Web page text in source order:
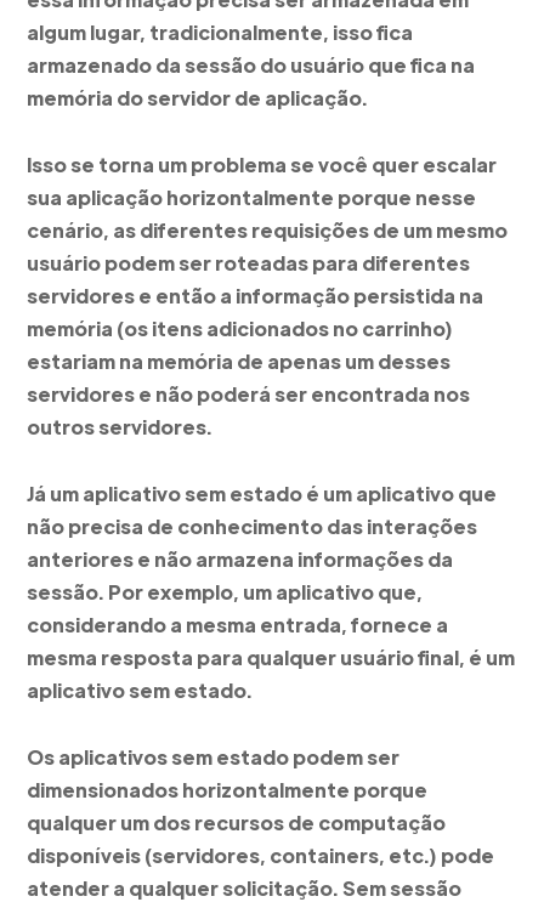
algum lugar, tradicionalmente, isso fica
armazenado da sessão do usuário que fica na
memória do servidor de aplicação.
Isso se torna um problema se você quer escalar
sua aplicação horizontalmente porque nesse
cenário, as diferentes requisições de um mesmo
usuário podem ser roteadas para diferentes
servidores e então a informação persistida na
memória (os itens adicionados no carrinho)
estariam na memória de apenas um desses
servidores e não poderá ser encontrada nos
outros servidores.
Já um aplicativo sem estado é um aplicativo que
não precisa de conhecimento das interações
anteriores e não armazena informações da
sessão. Por exemplo, um aplicativo que,
considerando a mesma entrada, fornece a
mesma resposta para qualquer usuário final, é um
aplicativo sem estado.
Os aplicativos sem estado podem ser
dimensionados horizontalmente porque
qualquer um dos recursos de computação
disponíveis (servidores, containers, etc.) pode
atender a qualquer solicitação. Sem sessão